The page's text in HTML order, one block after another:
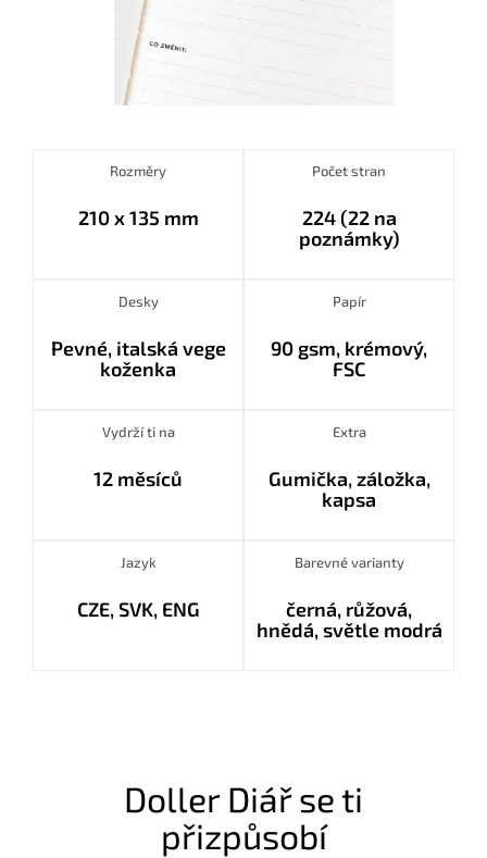
Rozměry
210 x 135 mm
Počet stran
224 (22 na
poznámky)
Desky
Pevné, italská vege
koženka
Papír
90 gsm, krémový,
FSC
Vydrží ti na
12 měsíců
Extra
Gumička, záložka,
kapsa
Jazyk
CZE, SVK, ENG
Barevné varianty
černá, růžová,
hnědá, světle modrá
Doller Diář se ti
přizpůsobí